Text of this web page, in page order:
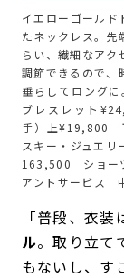
イエローゴールド
たネックレス。先
らい、繊細なアク
調節できるので、
垂らしてロング
ブレスレット
手）上¥19,800
スキー・ジュエ
163,500 ショー
アントサービス
「普段、衣
ル。取り立て
もないし、す